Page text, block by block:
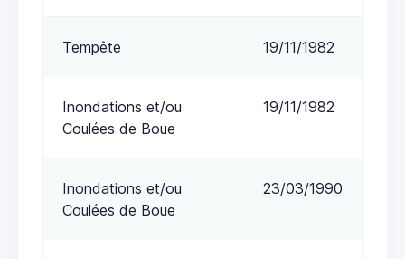
Tempête 19/11/1982
Inondations et/ou
Coulées de Boue
19/11/1982
Inondations et/ou
Coulées de Boue
23/03/1990